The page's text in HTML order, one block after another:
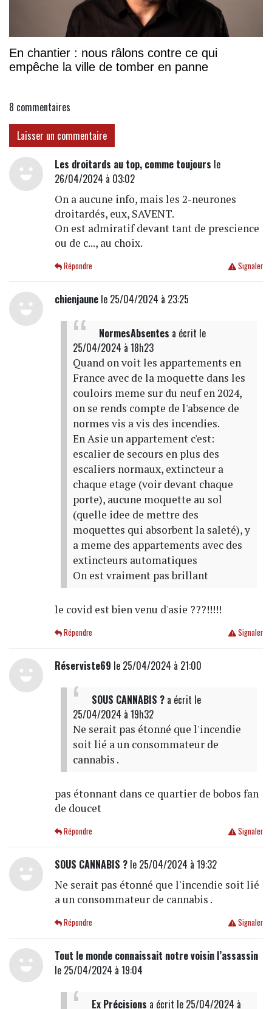
En chantier : nous râlons contre ce qui
empêche la ville de tomber en panne
8 commentaires
Laisser un commentaire
Les droitards au top, comme toujours le
26/04/2024 à 03:02
On a aucune info, mais les 2-neurones
droitardés, eux, SAVENT.
On est admiratif devant tant de prescience
ou de c..., au choix.
Signaler
Répondre
chienjaunele 25/04/2024 à 23:25
NormesAbsentes a écrit le
25/04/2024 à 18h23
Quand on voit les appartements en
France avec de la moquette dans les
couloirs meme sur du neuf en 2024,
on se rends compte de l'absence de
normes vis a vis des incendies.
En Asie un appartement c'est:
escalier de secours en plus des
escaliers normaux, extincteur a
chaque etage (voir devant chaque
porte), aucune moquette au sol
(quelle idee de mettre des
moquettes qui absorbent la saleté), y
a meme des appartements avec des
extincteurs automatiques
On est vraiment pas brillant
le covid est bien venu d'asie ???!!!!!
Signaler
Répondre
Réserviste69 le 25/04/2024 à 21:00
SOUS CANNABIS ?a écrit le
25/04/2024 à 19h32
Ne serait pas étonné que l'incendie
soit lié a un consommateur de
cannabis .
pas étonnant dans ce quartier de bobos fan
de doucet
Signaler
Répondre
SOUS CANNABIS ?le 25/04/2024 à 19:32
Ne serait pas étonné que l'incendie soit lié
a un consommateur de cannabis .
Signaler
Répondre
Tout le monde connaissait notre voisin l’assassin
le 25/04/2024 à 19:04
Ex Précisions a écrit le 25/04/2024 à